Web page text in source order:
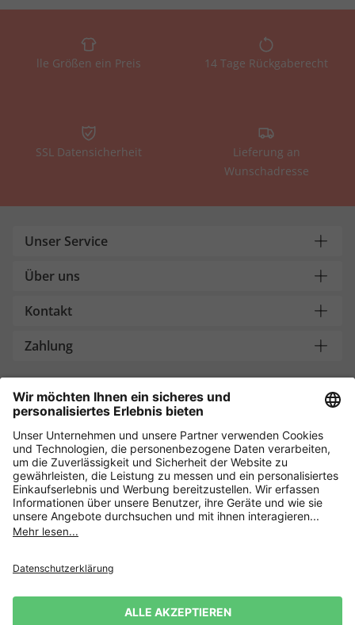
lle Größen ein Preis 14 Tage Rückgaberecht
SSL Datensicherheit
Lieferung an
Wunschadresse
Unser Service
Über uns
Kontakt
Zahlung
Weitere Onlineshops
Sicher einkaufen mit
Datenschutz AGB
Widerrufsrecht